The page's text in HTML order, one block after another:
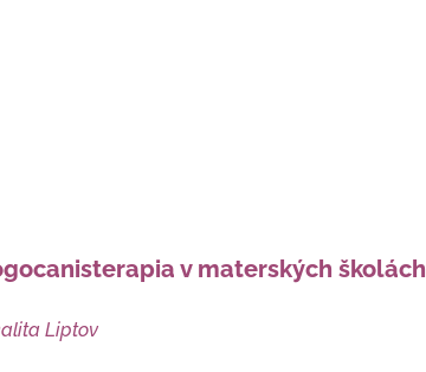
v materských školách
Liptov